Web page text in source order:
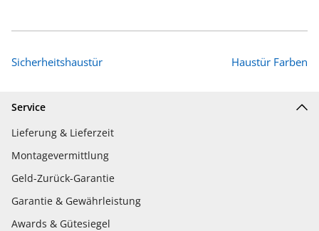
Sicherheitshaustür Haustür Farben
Service
Lieferung & Lieferzeit
Montagevermittlung
Geld-Zurück-Garantie
Garantie & Gewährleistung
Awards & Gütesiegel